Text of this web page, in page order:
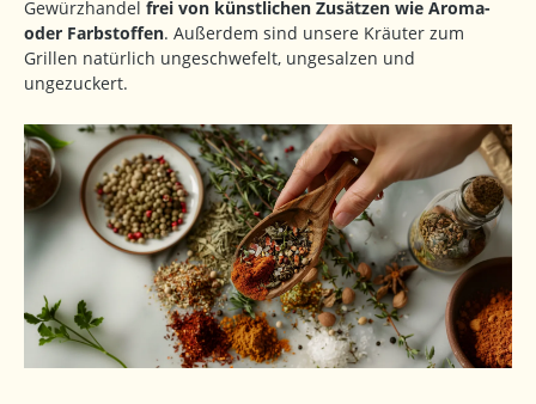
Gewürzhandel frei von künstlichen Zusätzen wie Aroma-
oder Farbstoffen. Außerdem sind unsere Kräuter zum
Grillen natürlich ungeschwefelt, ungesalzen und
ungezuckert.